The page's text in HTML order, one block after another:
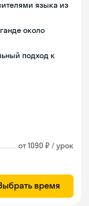
языка из
около
подход к
от 1090 ₽ / урок
время